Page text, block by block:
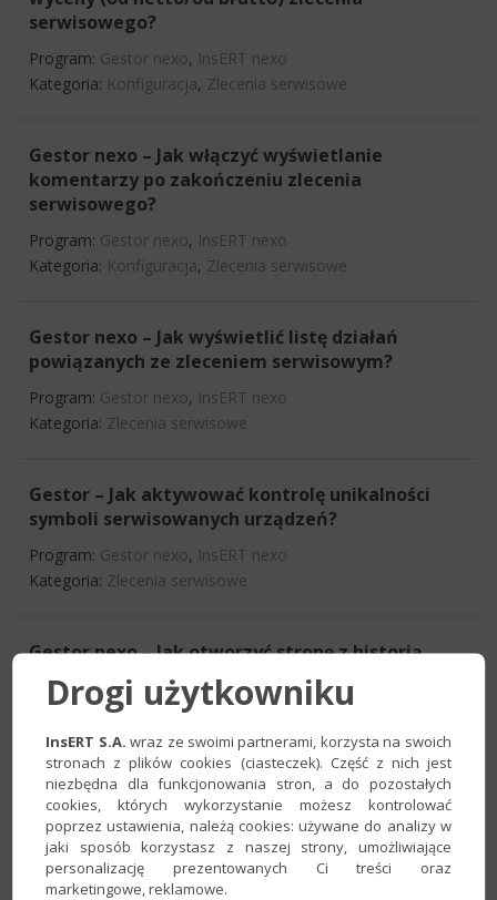
serwisowego?
Program: Gestor nexo, InsERT nexo
Kategoria: Konfiguracja, Zlecenia serwisowe
Gestor nexo – Jak włączyć wyświetlanie
komentarzy po zakończeniu zlecenia
serwisowego?
Program: Gestor nexo, InsERT nexo
Kategoria: Konfiguracja, Zlecenia serwisowe
Gestor nexo – Jak wyświetlić listę działań
powiązanych ze zleceniem serwisowym?
Program: Gestor nexo, InsERT nexo
Kategoria: Zlecenia serwisowe
Gestor – Jak aktywować kontrolę unikalności
symboli serwisowanych urządzeń?
Program: Gestor nexo, InsERT nexo
Kategoria: Zlecenia serwisowe
Gestor nexo – Jak otworzyć stronę z historią
zlecenia serwisowego z serwera www dzięki
funkcji Zlecenia serwisowe online?
Program: Gestor nexo ,InsERT nexo
Kategoria: Zlecenia serwisowe
Gestor nexo – Jak usunąć zlecenie serwisowe z
serwera www dzięki funkcji Zlecenia serwisowe
online?
Drogi użytkowniku
InsERT S.A. wraz ze swoimi partnerami, korzysta na swoich
stronach z plików cookies (ciasteczek). Część z nich jest
niezbędna dla funkcjonowania stron, a do pozostałych
cookies, których wykorzystanie możesz kontrolować
poprzez ustawienia, należą cookies: używane do analizy w
jaki sposób korzystasz z naszej strony, umożliwiające
personalizację prezentowanych Ci treści oraz
marketingowe, reklamowe.